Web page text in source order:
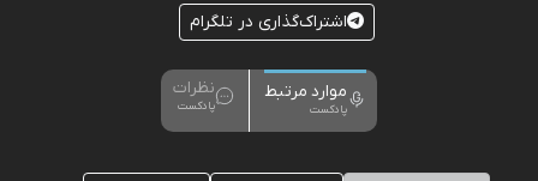
اشتراک‌گذاری در تلگرام
موارد مرتبط
پادکست
نظرات
پادکست